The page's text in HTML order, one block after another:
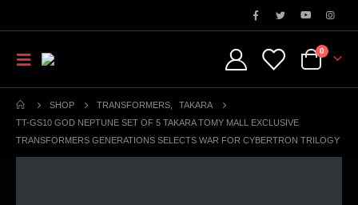
0
SHOP TRANSFORMERS
TAKARA
TT-GS10 GOD NEPTUNE SET OF 5 TAKARA TOMY MALL EXCLUSIVE
TRANSFORMERS GENERATIONS SELECTS WAR FOR CYBERTRON TRILOGY